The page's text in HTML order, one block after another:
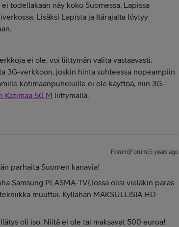
todellakaan näy koko Suomessa. Lapissa
Lisäksi Lapista ja Itärajalta löytyy
ei ole, voi liittymän valita vastaavasti.
3G-verkkoon, joskin hinta suhteessa nopeampiin
kotimaanpuheluille ei ole käyttöä, niin 3G-
Kotimaa 50 M liittymällä.
Forum|Forum|5 years ago
parhaita Suomen kanavia!
Samsung PLASMA-TV(Jossa olisi vieläkin paras
muuttui. Kyllähän MAKSULLISIA HD-
oli iso. Niitä ei ole tai maksavat 500 euroa!